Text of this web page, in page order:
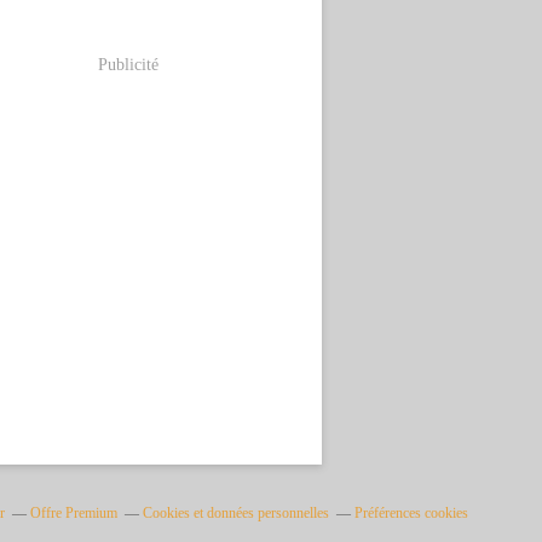
Publicité
Offre Premium Cookies et données personnelles Préférences cookies